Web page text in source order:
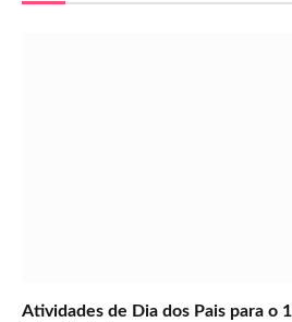
Atividades de Dia dos Pais para o